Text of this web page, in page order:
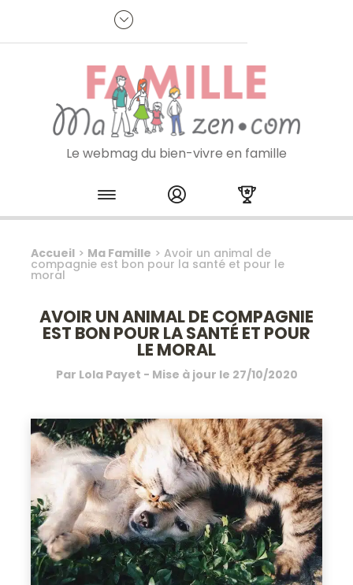
Je m'inscris à la newsletter
Le webmag du bien-vivre en famille
Skip to content
Accueil > Ma Famille >Avoir un animal de
compagnie est bon pour la santé et pour le
moral
AVOIR UN ANIMAL DE COMPAGNIE
EST BON POUR LA SANTÉ ET POUR
LE MORAL
Par Lola Payet - Mise à jour le 27/10/2020
Panneau de gestion des cookies